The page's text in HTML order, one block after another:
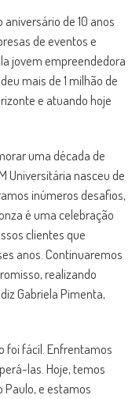
de 10 anos
de eventos e
jovem empreendedora
mais de 1 milhão de
e atuando hoje
uma década de
Universitária nasceu de
inúmeros desafios,
é uma celebração
clientes que
anos. Continuaremos
realizando
diz Gabriela Pimenta,
foi fácil. Enfrentamos
las. Hoje, temos
Paulo, e estamos